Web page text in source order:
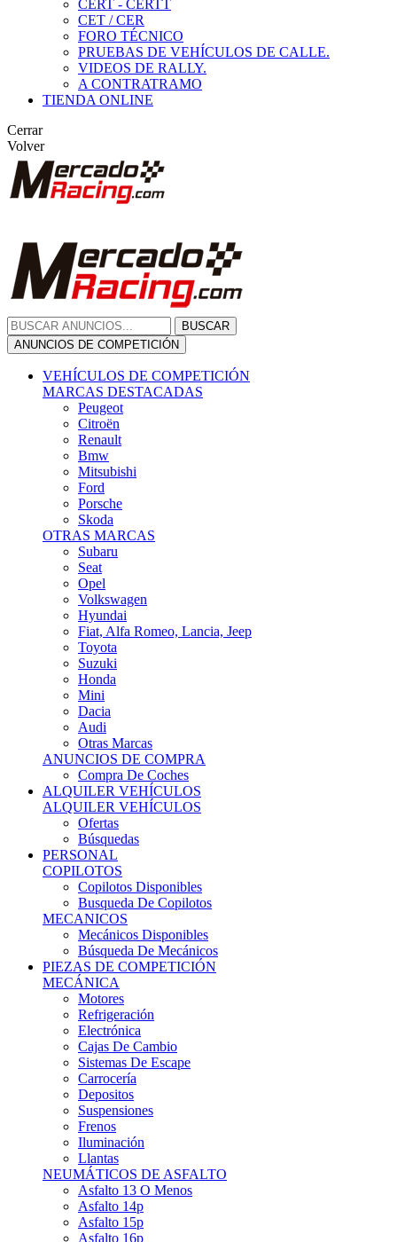
CERT - CERTT
CET / CER
FORO TÉCNICO
PRUEBAS DE VEHÍCULOS DE CALLE.
VIDEOS DE RALLY.
A CONTRATRAMO
TIENDA ONLINE
Cerrar
Volver
BUSCAR
ANUNCIOS DE COMPETICIÓN
VEHÍCULOS DE COMPETICIÓN
MARCAS DESTACADAS
Peugeot
Citroën
Renault
Bmw
Mitsubishi
Ford
Porsche
Skoda
OTRAS MARCAS
Subaru
Seat
Opel
Volkswagen
Hyundai
Fiat, Alfa Romeo, Lancia, Jeep
Toyota
Suzuki
Honda
Mini
Dacia
Audi
Otras Marcas
ANUNCIOS DE COMPRA
Compra De Coches
ALQUILER VEHÍCULOS
ALQUILER VEHÍCULOS
Ofertas
Búsquedas
PERSONAL
COPILOTOS
Copilotos Disponibles
Busqueda De Copilotos
MECANICOS
Mecánicos Disponibles
Búsqueda De Mecánicos
PIEZAS DE COMPETICIÓN
MECÁNICA
Motores
Refrigeración
Electrónica
Cajas De Cambio
Sistemas De Escape
Carrocería
Depositos
Suspensiones
Frenos
Iluminación
Llantas
NEUMÁTICOS DE ASFALTO
Asfalto 13 O Menos
Asfalto 14p
Asfalto 15p
Asfalto 16p
Asfalto 17p